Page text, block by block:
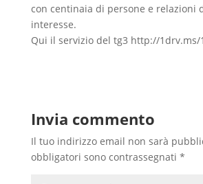
con centinaia di persone e relazioni
interesse.
Qui il servizio del tg3 http://1drv.ms/
Invia commento
Il tuo indirizzo email non sarà
obbligatori sono contrassegnati *